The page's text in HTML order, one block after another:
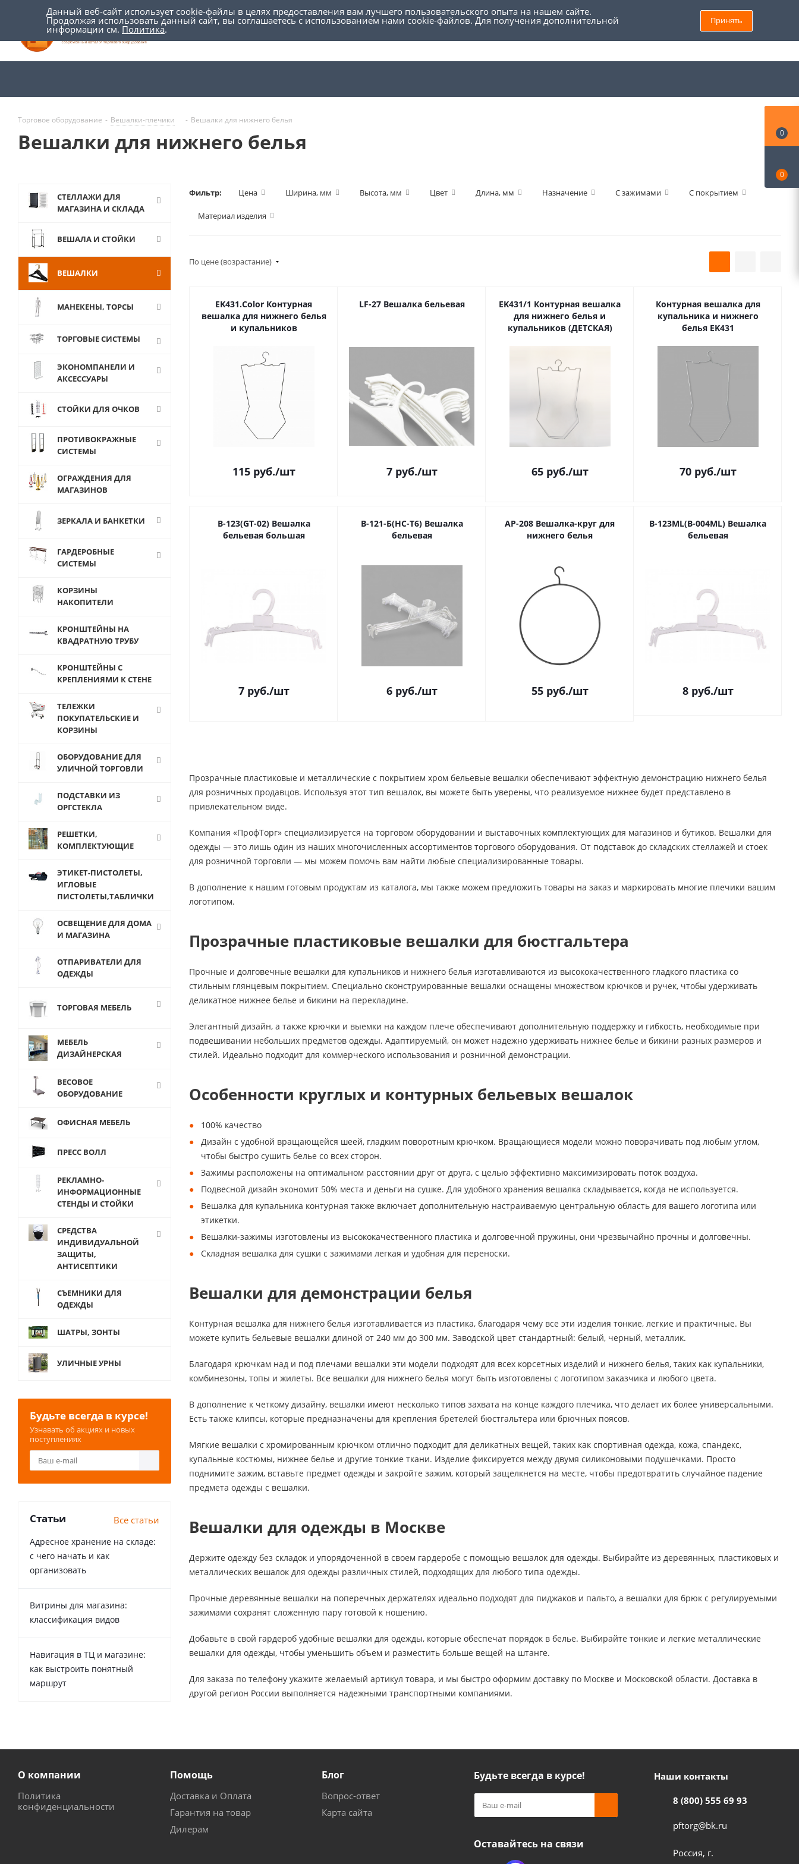
Войти
8 (800) 555 69 93
Торговое оборудование - Вешалки-плечики - Вешалки для нижнего белья
Вешалки для нижнего белья
Фильтр: Цена Ширина, мм Высота, мм Цвет Длина, мм Назначение С зажимами С покрытием
Материал изделия
По цене (возрастание)
EK431.Color Контурная
вешалка для нижнего белья
и купальников
115руб./шт
LF-27 Вешалка бельевая
7руб./шт
EK431/1 Контурная вешалка
для нижнего белья и
купальников (ДЕТСКАЯ)
65руб./шт
Контурная вешалка для
купальника и нижнего
белья EK431
70руб./шт
В-123(GT-02) Вешалка
бельевая большая
7руб./шт
В-121-Б(НС-Т6) Вешалка
бельевая
6руб./шт
АР-208 Вешалка-круг для
нижнего белья
55руб./шт
В-123ML(В-004ML) Вешалка
бельевая
8руб./шт
Прозрачные пластиковые и металлические с покрытием хром бельевые вешалки обеспечивают эффектную демонстрацию нижнего белья
для розничных продавцов. Используя этот тип вешалок, вы можете быть уверены, что реализуемое нижнее будет представлено в
привлекательном виде.
Компания «ПрофТорг» специализируется на торговом оборудовании и выставочных комплектующих для магазинов и бутиков. Вешалки для
одежды — это лишь один из наших многочисленных ассортиментов торгового оборудования. От подставок до складских стеллажей и стоек
для розничной торговли — мы можем помочь вам найти любые специализированные товары.
В дополнение к нашим готовым продуктам из каталога, мы также можем предложить товары на заказ и маркировать многие плечики вашим
логотипом.
Прозрачные пластиковые вешалки для бюстгальтера
Прочные и долговечные вешалки для купальников и нижнего белья изготавливаются из высококачественного гладкого пластика со
стильным глянцевым покрытием. Специально сконструированные вешалки оснащены множеством крючков и ручек, чтобы удерживать
деликатное нижнее белье и бикини на перекладине.
Элегантный дизайн, а также крючки и выемки на каждом плече обеспечивают дополнительную поддержку и гибкость, необходимые при
подвешивании небольших предметов одежды. Адаптируемый, он может надежно удерживать нижнее белье и бикини разных размеров и
стилей. Идеально подходит для коммерческого использования и розничной демонстрации.
Особенности круглых и контурных бельевых вешалок
100% качество
Дизайн с удобной вращающейся шеей, гладким поворотным крючком. Вращающиеся модели можно поворачивать под любым углом,
чтобы быстро сушить белье со всех сторон.
Зажимы расположены на оптимальном расстоянии друг от друга, с целью эффективно максимизировать поток воздуха.
Подвесной дизайн экономит 50% места и деньги на сушке. Для удобного хранения вешалка складывается, когда не используется.
Вешалка для купальника контурная также включает дополнительную настраиваемую центральную область для вашего логотипа или
этикетки.
Вешалки-зажимы изготовлены из высококачественного пластика и долговечной пружины, они чрезвычайно прочны и долговечны.
Складная вешалка для сушки с зажимами легкая и удобная для переноски.
Вешалки для демонстрации белья
Контурная вешалка для нижнего белья изготавливается из пластика, благодаря чему все эти изделия тонкие, легкие и практичные. Вы
можете купить бельевые вешалки длиной от 240 мм до 300 мм. Заводской цвет стандартный: белый, черный, металлик.
Благодаря крючкам над и под плечами вешалки эти модели подходят для всех корсетных изделий и нижнего белья, таких как купальники,
комбинезоны, топы и жилеты. Все вешалки для нижнего белья могут быть изготовлены с логотипом заказчика и любого цвета.
В дополнение к четкому дизайну, вешалки имеют несколько типов захвата на конце каждого плечика, что делает их более универсальными.
Есть также клипсы, которые предназначены для крепления бретелей бюстгальтера или брючных поясов.
Мягкие вешалки с хромированным крючком отлично подходит для деликатных вещей, таких как спортивная одежда, кожа, спандекс,
купальные костюмы, нижнее белье и другие тонкие ткани. Изделие фиксируется между двумя силиконовыми подушечками. Просто
поднимите зажим, вставьте предмет одежды и закройте зажим, который защелкнется на месте, чтобы предотвратить случайное падение
предмета одежды с вешалки.
Вешалки для одежды в Москве
Держите одежду без складок и упорядоченной в своем гардеробе с помощью вешалок для одежды. Выбирайте из деревянных, пластиковых и
металлических вешалок для одежды различных стилей, подходящих для любого типа одежды.
Прочные деревянные вешалки на поперечных держателях идеально подходят для пиджаков и пальто, а вешалки для брюк с регулируемыми
зажимами сохранят сложенную пару готовой к ношению.
Добавьте в свой гардероб удобные вешалки для одежды, которые обеспечат порядок в белье. Выбирайте тонкие и легкие металлические
вешалки для одежды, чтобы уменьшить объем и разместить больше вещей на штанге.
Для заказа по телефону укажите желаемый артикул товара, и мы быстро оформим доставку по Москве и Московской области. Доставка в
другой регион России выполняется надежными транспортными компаниями.
СТЕЛЛАЖИ ДЛЯ
МАГАЗИНА И СКЛАДА
ВЕШАЛА И СТОЙКИ
ВЕШАЛКИ
МАНЕКЕНЫ, ТОРСЫ
ТОРГОВЫЕ СИСТЕМЫ
ЭКОНОМПАНЕЛИ И
АКСЕССУАРЫ
СТОЙКИ ДЛЯ ОЧКОВ
ПРОТИВОКРАЖНЫЕ
СИСТЕМЫ
ОГРАЖДЕНИЯ ДЛЯ
МАГАЗИНОВ
ЗЕРКАЛА И БАНКЕТКИ
ГАРДЕРОБНЫЕ
СИСТЕМЫ
КОРЗИНЫ
НАКОПИТЕЛИ
КРОНШТЕЙНЫ НА
КВАДРАТНУЮ ТРУБУ
КРОНШТЕЙНЫ С
КРЕПЛЕНИЯМИ К СТЕНЕ
ТЕЛЕЖКИ
ПОКУПАТЕЛЬСКИЕ И
КОРЗИНЫ
ОБОРУДОВАНИЕ ДЛЯ
УЛИЧНОЙ ТОРГОВЛИ
ПОДСТАВКИ ИЗ
ОРГСТЕКЛА
РЕШЕТКИ,
КОМПЛЕКТУЮЩИЕ
ЭТИКЕТ-ПИСТОЛЕТЫ,
ИГЛОВЫЕ
ПИСТОЛЕТЫ,ТАБЛИЧКИ
ОСВЕЩЕНИЕ ДЛЯ ДОМА
И МАГАЗИНА
ОТПАРИВАТЕЛИ ДЛЯ
ОДЕЖДЫ
ТОРГОВАЯ МЕБЕЛЬ
МЕБЕЛЬ
ДИЗАЙНЕРСКАЯ
ВЕСОВОЕ
ОБОРУДОВАНИЕ
ОФИСНАЯ МЕБЕЛЬ
ПРЕСС ВОЛЛ
РЕКЛАМНО-
ИНФОРМАЦИОННЫЕ
СТЕНДЫ И СТОЙКИ
СРЕДСТВА
ИНДИВИДУАЛЬНОЙ
ЗАЩИТЫ,
АНТИСЕПТИКИ
СЪЕМНИКИ ДЛЯ
ОДЕЖДЫ
ШАТРЫ, ЗОНТЫ
УЛИЧНЫЕ УРНЫ
Будьте всегда в курсе!
Узнавать об акциях и новых
поступлениях
Статьи Все статьи
Адресное хранение на складе:
с чего начать и как
организовать
Витрины для магазина:
классификация видов
Навигация в ТЦ и магазине:
как выстроить понятный
маршрут
О компании
Политика
конфиденциальности
Помощь
Доставка и Оплата
Гарантия на товар
Дилерам
Блог
Вопрос-ответ
Карта сайта
Будьте всегда в курсе!
Оставайтесь на связи
Наши контакты
8 (800) 555 69 93
pftorg@bk.ru
Россия, г.
0
0
Данный веб-сайт использует cookie-файлы в целях предоставления вам лучшего пользовательского опыта на нашем сайте.
Продолжая использовать данный сайт, вы соглашаетесь с использованием нами cookie-файлов. Для получения дополнительной
информации см. Политика.
Принять